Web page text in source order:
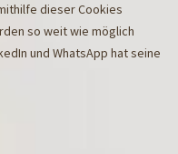
dieser Cookies
so weit wie möglich
und WhatsApp hat seine